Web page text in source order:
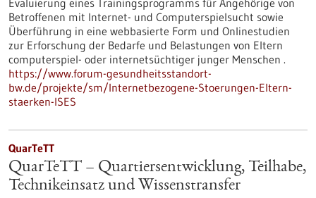
Evaluierung eines Trainingsprogramms für Angehörige von
Betroffenen mit Internet- und Computerspielsucht sowie
Überführung in eine webbasierte Form und Onlinestudien
zur Erforschung der Bedarfe und Belastungen von Eltern
computerspiel- oder internetsüchtiger junger Menschen .
https://www.forum-gesundheitsstandort-
bw.de/projekte/sm/Internetbezogene-Stoerungen-Eltern-
staerken-ISES
QuarTeTT
QuarTeTT – Quartiersentwicklung, Teilhabe,
Technikeinsatz und Wissenstransfer